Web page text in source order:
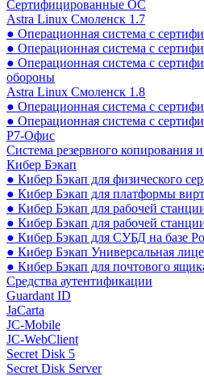
Сертифицированные ОС
Astra Linux Смоленск 1.7
● Операционная система с
● Операционная система с
● Операционная система с
обороны
Astra Linux Смоленск 1.8
● Операционная система с
● Операционная система с
Р7-Офис
Система резервного копирования
Кибер Бэкап
● Кибер Бэкап для физического
● Кибер Бэкап для платформы
● Кибер Бэкап для рабочей
● Кибер Бэкап для рабочей
● Кибер Бэкап для СУБД на базе
● Кибер Бэкап Универсальная
● Кибер Бэкап для почтового
Средства аутентификации
Guardant ID
JaCarta
JC-Mobile
JC-WebClient
Secret Disk 5
Secret Disk Server